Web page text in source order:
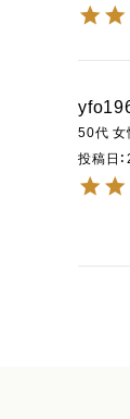
50代 女
投稿日